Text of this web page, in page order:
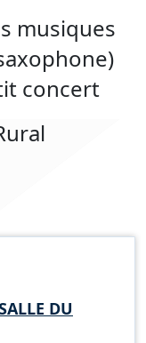
musiques
concert
DU